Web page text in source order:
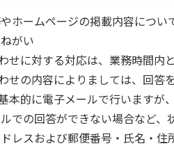
ホームページの掲載内容につい
がい
せに対する対応は、業務時間内
せの内容によりましては、回答
本的に電子メールで行いますが
での回答ができない場合など
レスおよび郵便番号・氏名・住